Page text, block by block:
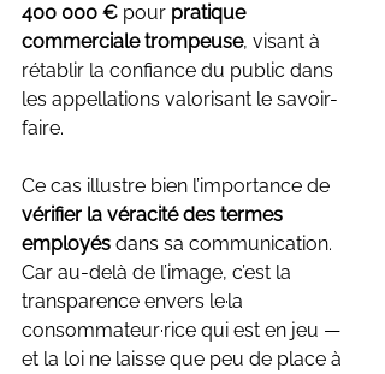
400 000 € pour pratique
commerciale trompeuse, visant à
rétablir la confiance du public dans
les appellations valorisant le savoir-
faire.
Ce cas illustre bien l’importance de
vérifier la véracité des termes
employés dans sa communication.
Car au-delà de l’image, c’est la
transparence envers le·la
consommateur·rice qui est en jeu —
et la loi ne laisse que peu de place à